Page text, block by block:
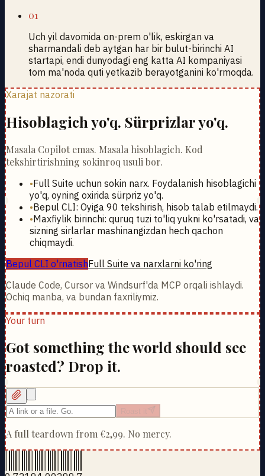
01
Uch yil davomida on-prem o'lik, eskirgan va
sharmandali deb aytgan har bir bulut-birinchi AI
startapi, endi dunyodagi eng katta AI kompaniyasi
tom ma'noda quti yetkazib berayotganini ko'rmoqda.
Xarajat nazorati
Hisoblagich yo'q. Sürprizlar yo'q.
Masala Copilot emas. Masala hisoblagich. Kod
tekshirtirishning sokinroq usuli bor.
•Full Suite uchun sokin narx. Foydalanish hisoblagichi
yo'q, oyning oxirida sürpriz yo'q.
•Bepul CLI: Oyiga 90 tekshirish, hisob talab etilmaydi.
•Maxfiylik birinchi: quruq tuzi to'liq yukni ko'rsatadi, va
sizning sirlarlar mashinangizdan hech qachon
chiqmaydi.
Bepul CLI o'rnatishFull Suite va narxlarni ko'ring
Claude Code, Cursor va Windsurf'da MCP orqali ishlaydi.
Ochiq manba, va bundan faxriliymiz.
Your turn
Got something the world should see
roasted? Drop it.
A full teardown from €2,99. No mercy.